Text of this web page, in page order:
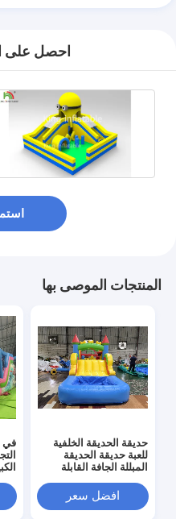
احصل
المنتجات الموصى بها
حديقة الحديقة الخلفية
للعبة حديقة الحديقة
المبللة الجافة القابلة
المشترك مع حفرة كرة
البلياردو
افضل سعر
في